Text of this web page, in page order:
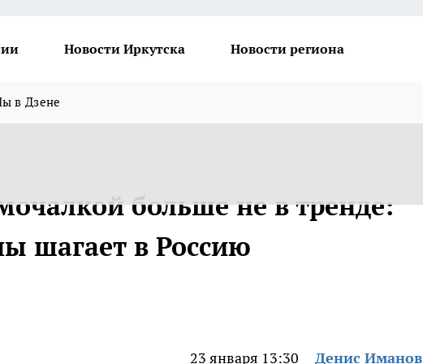
Новости Иркутска Новости региона
в Дзене
больше не в тренде:
шагает в Россию
23 января 13:30 Денис Иманов